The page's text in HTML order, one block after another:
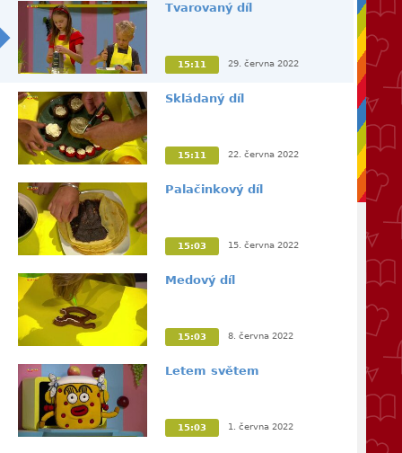
Tvarovaný díl
15:11 29. června 2022
Skládaný díl
15:11 22. června 2022
Palačinkový díl
15:03 15. června 2022
Medový díl
15:03 8. června 2022
Letem světem
15:03 1. června 2022